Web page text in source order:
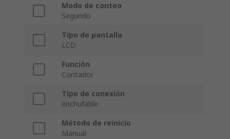
Modo de conteo
Segundo
Tipo de pantalla
LCD
Función
Contador
Tipo de conexión
enchufable
Método de reinicio
Manual